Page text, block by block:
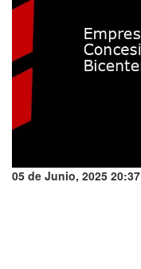
05 de Junio, 2025 20:37